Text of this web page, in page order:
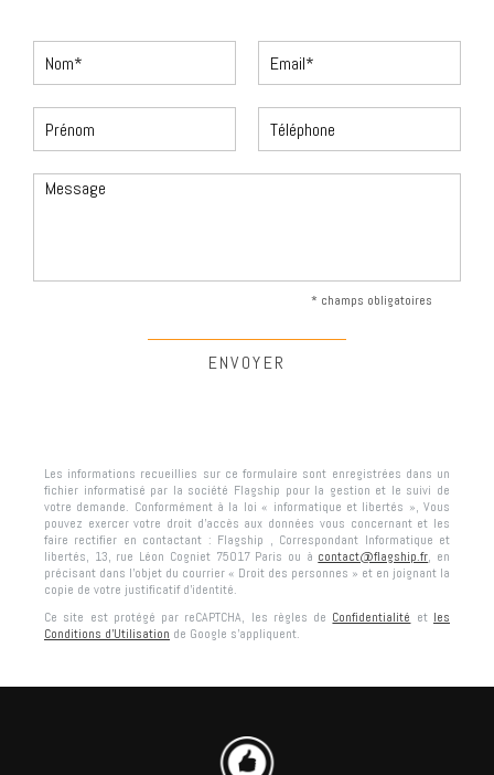
* champs obligatoires
Les informations recueillies sur ce formulaire sont enregistrées dans un
fichier informatisé par la société Flagship pour la gestion et le suivi de
votre demande. Conformément à la loi « informatique et libertés », Vous
pouvez exercer votre droit d'accès aux données vous concernant et les
faire rectifier en contactant : Flagship , Correspondant Informatique et
libertés, 13, rue Léon Cogniet 75017 Paris ou à contact@flagship.fr, en
précisant dans l’objet du courrier « Droit des personnes » et en joignant la
copie de votre justificatif d’identité.
Ce site est protégé par reCAPTCHA, les règles de Confidentialité et les
Conditions d'Utilisation de Google s'appliquent.